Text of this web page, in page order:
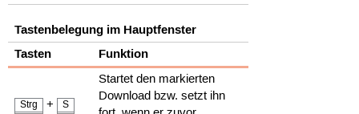
Tastenbelegung im Hauptfenster
Tasten
Funktion
Strg + S
Startet den markierten
Download bzw. setzt ihn